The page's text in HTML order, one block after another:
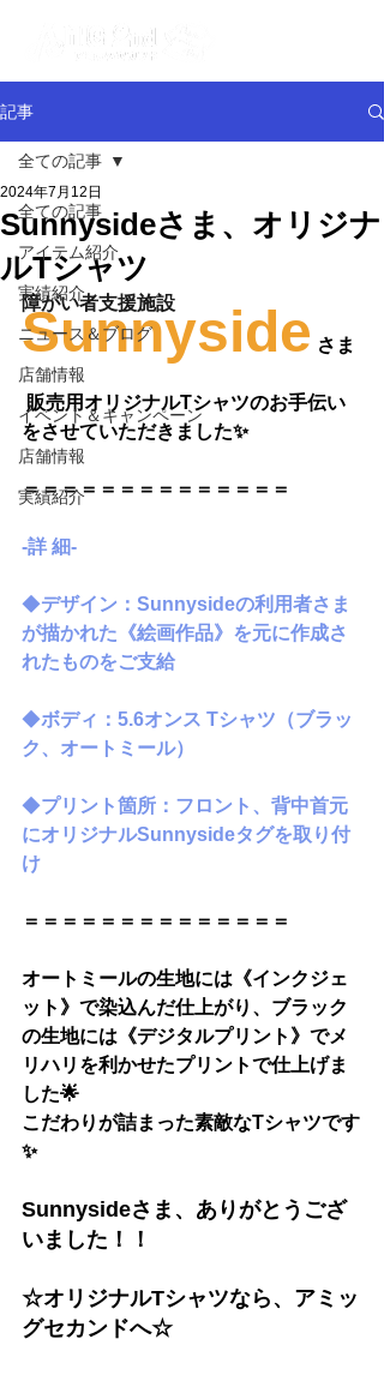
記事
全ての記事
アイテム紹介
実績紹介
ニュース＆ブログ
店舗情報
イベント＆キャンペーン
店舗情報
実績紹介
全ての記事
Sunnysideさま、オリジナ
ルTシャツ
2024年7月12日
障がい者支援施設
Sunnyside さま
販売用オリジナルTシャツのお手伝い
をさせていただきました✨
＝＝＝＝＝＝＝＝＝＝＝＝＝＝
-詳 細-
◆デザイン：Sunnysideの利用者さま
が描かれた《絵画作品》を元に作成さ
れたものをご支給
◆ボディ：5.6オンス Tシャツ（ブラッ
ク、オートミール）
◆プリント箇所：フロント、背中首元
にオリジナルSunnysideタグを取り付
け
＝＝＝＝＝＝＝＝＝＝＝＝＝＝
オートミールの生地には《インクジェ
ット》で染込んだ仕上がり、ブラック
の生地には《デジタルプリント》でメ
リハリを利かせたプリントで仕上げま
した🌟
こだわりが詰まった素敵なTシャツです
✨
Sunnysideさま 、ありがとうござ
いました！！
☆オリジナルTシャツなら、アミッ
グセカンドへ☆